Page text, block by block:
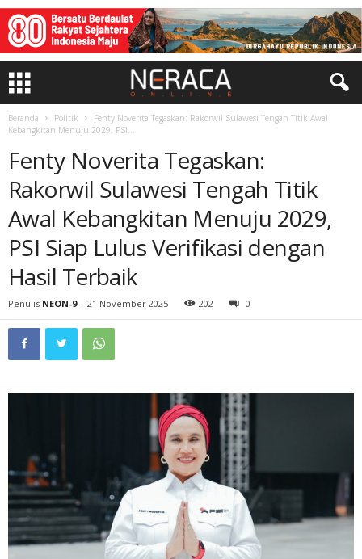
Beranda Politik
Fenty Noverita Tegaskan: Rakorwil Sulawesi Tengah Titik Awal
Kebangkitan Menuju 2029, PSI...
Fenty Noverita Tegaskan:
Rakorwil Sulawesi Tengah Titik
Awal Kebangkitan Menuju 2029,
PSI Siap Lulus Verifikasi dengan
Hasil Terbaik
Penulis NEON-9- 21 November 2025 202 0